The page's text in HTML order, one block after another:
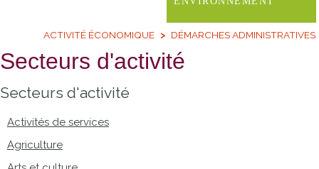
ACTIVITÉ ÉCONOMIQUE DÉMARCHES ADMINISTRATIVES
Secteurs d'activité
Secteurs d'activité
Activités de services
Agriculture